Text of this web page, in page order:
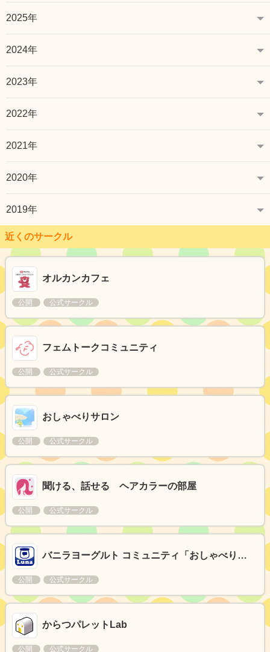
2025年
2024年
2023年
2022年
2021年
2020年
2019年
近くのサークル
オルカンカフェ
公開 公式サークル
フェムトークコミュニティ
公開 公式サークル
おしゃべりサロン
公開 公式サークル
聞ける、話せる ヘアカラーの部屋
公開 公式サークル
バニラヨーグルト コミュニティ「おしゃべり…
公開 公式サークル
からつパレットLab
公開 公式サークル